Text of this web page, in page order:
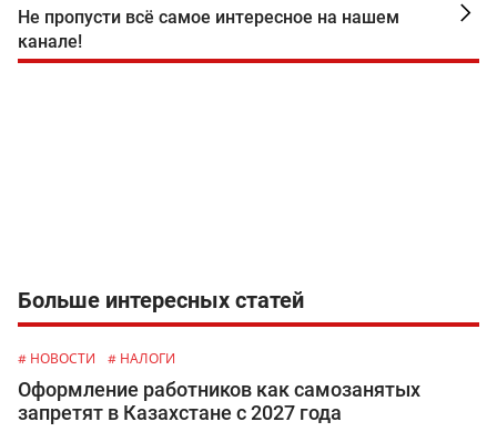
Не пропусти всё самое интересное на нашем
канале!
Больше интересных статей
# НОВОСТИ # НАЛОГИ
Оформление работников как самозанятых
запретят в Казахстане с 2027 года